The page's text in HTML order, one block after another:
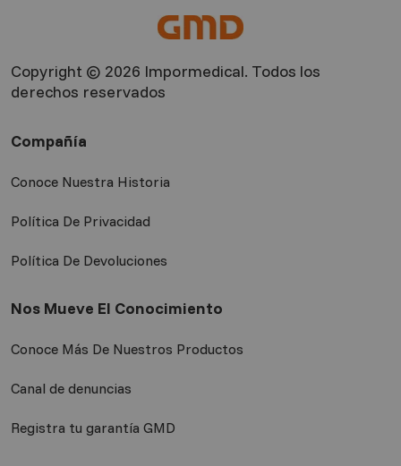
Copyright © 2026 Impormedical. Todos los
derechos reservados
Compañía
Conoce Nuestra Historia
Política De Privacidad
Política De Devoluciones
Nos Mueve El Conocimiento
Conoce Más De Nuestros Productos
Canal de denuncias
Registra tu garantía GMD